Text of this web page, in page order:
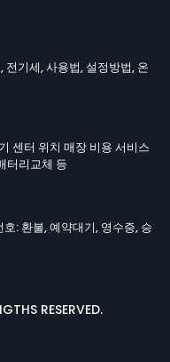
기세, 사용법, 설정방법, 온
센터 위치 매장 비용 서비스
터리교체 등
: 환불, 예약대기, 영수증, 승
RESERVED.